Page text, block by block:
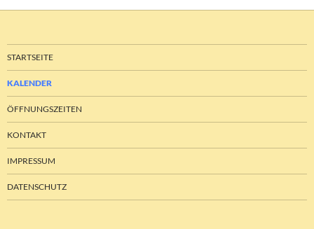
STARTSEITE
KALENDER
ÖFFNUNGSZEITEN
KONTAKT
IMPRESSUM
DATENSCHUTZ